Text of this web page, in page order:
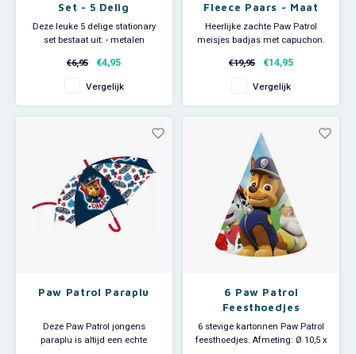
Set - 5 Delig
Deze leuke 5 delige stationary
set bestaat uit: - metalen
puntenslijper - potlood Leuk
'back to school' item!
€6,95 €4,95
Vergelijk
Fleece Paars - Maat
98
Heerlijke zachte Paw Patrol
meisjes badjas met capuchon.
leverbaar in roze en paars en
heeft op het voorpand een print
van de pups Skye en Marshall.
De Paw
en comfortabel en is ideaal voor
een lu
€19,95 €14,95
Vergelijk
Paw Patrol Paraplu
Deze Paw Patrol jongens
paraplu is altijd een echte
6 Paw Patrol
Feesthoedjes
6 stevige kartonnen Paw Patrol
feesthoedjes. Afmeting: Ø 10,5 x